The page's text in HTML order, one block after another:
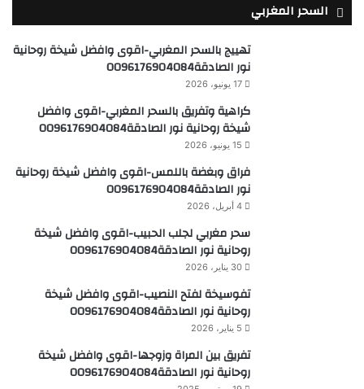
السحر المغربي
تهييج بالسحر المغربي-اقوى وافضل شيخة روحانية
نور الصادقة0096176904084
17 يونيو، 2026
كراهية وتفريق بالسحر المغربي-اقوى وافضل
شيخة روحانية نور الصادقة0096176904084
15 يونيو، 2026
فراق وبغضة باللمس-اقوى وافضل شيخة روحانية
نور الصادقة0096176904084
4 أبريل، 2026
سحر مغربي لجلب الحبيب-اقوى وافضل شيخة
روحانية نور الصادقة0096176904084
30 يناير، 2026
تفوسيخة لفتح النصيب-اقوى وافضل شيخة
روحانية نور الصادقة0096176904084
5 يناير، 2026
تفريق بين المراة وزوجها-اقوى وافضل شيخة
روحانية نور الصادقة0096176904084